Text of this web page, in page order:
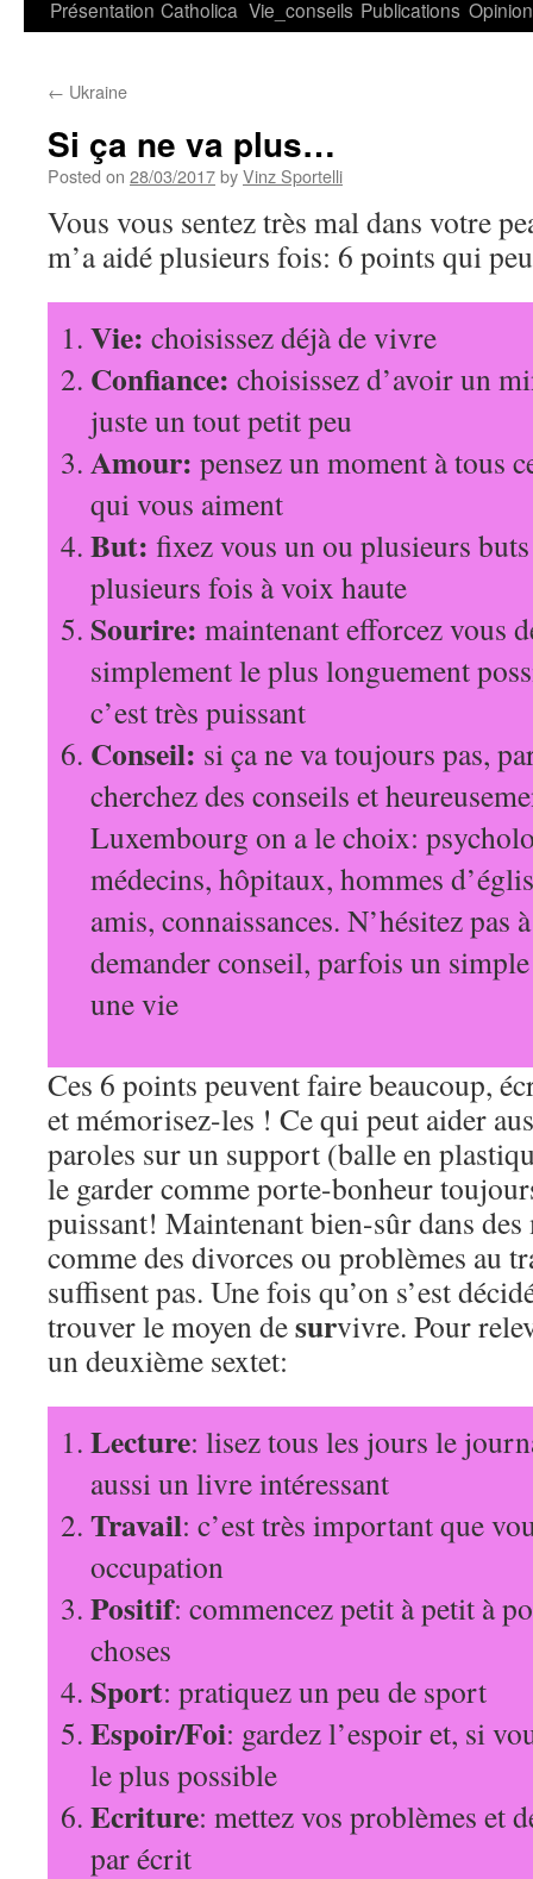
Présentation Catholica Vie_conseils Publications
← Ukraine
Si ça ne va plus…
Posted on 28/03/2017byVinz Sportelli
Vous vous sentez très mal dans votre
m’a aidé plusieurs fois: 6 points qui
Vie: choisissez déjà de vivre
Confiance: choisissez d’avoir un
juste un tout petit peu
Amour: pensez un moment à tous
qui vous aiment
But: fixez vous un ou plusieurs
plusieurs fois à voix haute
Sourire: maintenant efforcez vous
simplement le plus longuement
c’est très puissant
Conseil: si ça ne va toujours pas,
cherchez des conseils et
Luxembourg on a le choix:
médecins, hôpitaux, hommes
amis, connaissances. N’hésitez pas
demander conseil, parfois un
une vie
Ces 6 points peuvent faire beaucoup,
et mémorisez-les ! Ce qui peut aider
paroles sur un support (balle en
le garder comme porte-bonheur
puissant! Maintenant bien-sûr dans
comme des divorces ou problèmes au
suffisent pas. Une fois qu’on s’est
trouver le moyen desurvivre. Pour
un deuxième sextet:
Lecture: lisez tous les jours le
aussi un livre intéressant
Travail: c’est très important que
occupation
Positif: commencez petit à petit à
choses
Sport: pratiquez un peu de sport
Espoir/Foi: gardez l’espoir et, si
le plus possible
Ecriture: mettez vos problèmes et
par écrit